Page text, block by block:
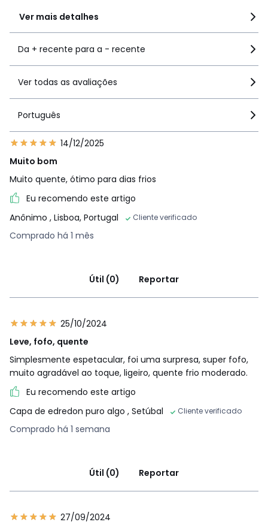
Ver mais detalhes
Da + recente para a - recente
Ver todas as avaliações
Português
14/12/2025
Muito bom
Muito quente, ótimo para dias frios
Eu recomendo este artigo
Anônimo , Lisboa, Portugal Cliente verificado
Comprado há 1 mês
Útil (0) Reportar
25/10/2024
Leve, fofo, quente
Simplesmente espetacular, foi uma surpresa, super fofo,
muito agradável ao toque, ligeiro, quente frio moderado.
Eu recomendo este artigo
Capa de edredon puro algo , Setúbal Cliente verificado
Comprado há 1 semana
Útil (0) Reportar
27/09/2024